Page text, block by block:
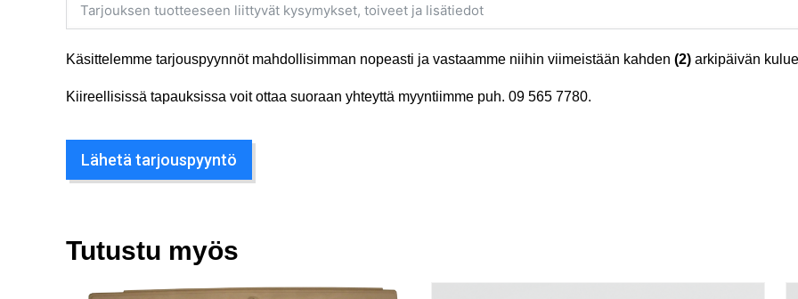
Käsittelemme tarjouspyynnöt mahdollisimman nopeasti ja vastaamme niihin viimeistään kahden (2) arkipäivän
Kiireellisissä tapauksissa voit ottaa suoraan yhteyttä myyntiimme puh. 09 565 7780.
Lähetä tarjouspyyntö
Tutustu myös